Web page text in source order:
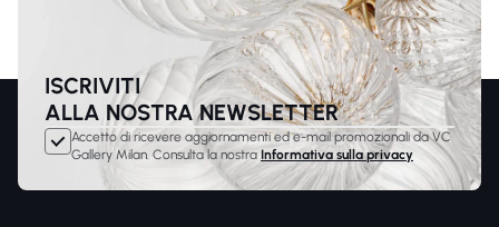
ISCRIVITI
ALLA NOSTRA NEWSLETTER
Accetto di ricevere aggiornamenti ed e-mail promozionali da VC
Gallery Milan. Consulta la nostra Informativa sulla privacy